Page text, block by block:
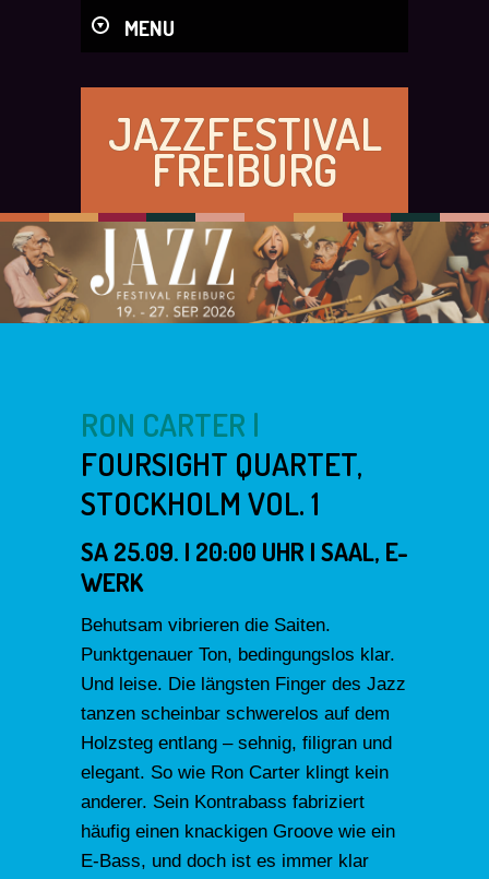
MENU
JAZZFESTIVAL
FREIBURG
RON CARTER |
FOURSIGHT QUARTET,
STOCKHOLM VOL. 1
SA 25.09. | 20:00 UHR | SAAL, E-
WERK
Behutsam vibrieren die Saiten.
Punktgenauer Ton, bedingungslos klar.
Und leise. Die längsten Finger des Jazz
tanzen scheinbar schwerelos auf dem
Holzsteg entlang – sehnig, filigran und
elegant. So wie Ron Carter klingt kein
anderer. Sein Kontrabass fabriziert
häufig einen knackigen Groove wie ein
E-Bass, und doch ist es immer klar